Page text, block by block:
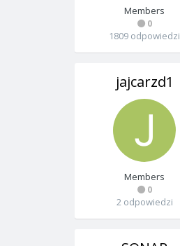
Members
0
1809 odpowiedzi
jajcarzd1
Members
0
2 odpowiedzi